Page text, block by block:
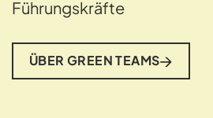
Führungskräfte
ÜBER GREEN TEAMS